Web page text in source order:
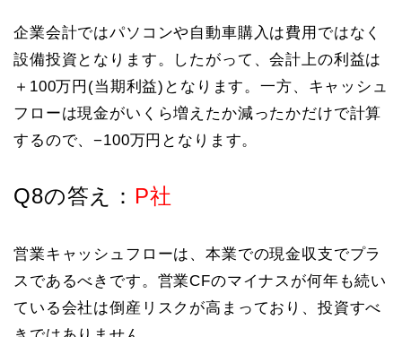
企業会計ではパソコンや自動車購入は費用ではなく
設備投資となります。したがって、会計上の利益は
＋100万円(当期利益)となります。一方、キャッシュ
フローは現金がいくら増えたか減ったかだけで計算
するので、−100万円となります。
Q8の答え： P社
営業キャッシュフローは、本業での現金収支でプラ
スであるべきです。営業CFのマイナスが何年も続い
ている会社は倒産リスクが高まっており、投資すべ